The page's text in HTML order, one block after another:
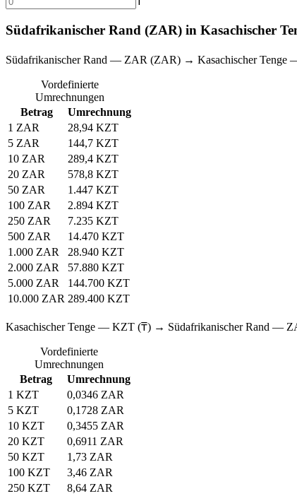
Südafrikanischer Rand (ZAR) in Kasachischer
Südafrikanischer Rand — ZAR (ZAR) → Kasachischer Tenge
Vordefinierte
Umrechnungen
Betrag
Umrechnung
1 ZAR
28,94 KZT
5 ZAR
144,7 KZT
10 ZAR
289,4 KZT
20 ZAR
578,8 KZT
50 ZAR
1.447 KZT
100 ZAR
2.894 KZT
250 ZAR
7.235 KZT
500 ZAR
14.470 KZT
1.000 ZAR
28.940 KZT
2.000 ZAR
57.880 KZT
5.000 ZAR
144.700 KZT
10.000 ZAR 289.400 KZT
Kasachischer Tenge — KZT (₸) → Südafrikanischer Rand —
Vordefinierte
Umrechnungen
Betrag
Umrechnung
1 KZT
0,0346 ZAR
5 KZT
0,1728 ZAR
10 KZT
0,3455 ZAR
20 KZT
0,6911 ZAR
50 KZT
1,73 ZAR
100 KZT
3,46 ZAR
250 KZT
8,64 ZAR